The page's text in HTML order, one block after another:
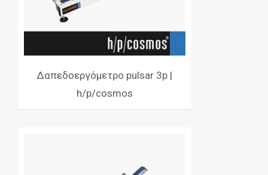
Δαπεδοεργόμετρο pulsar 3p |
h/p/cosmos